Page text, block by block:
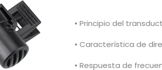
• Principio del
• Característica de
• Respuesta de